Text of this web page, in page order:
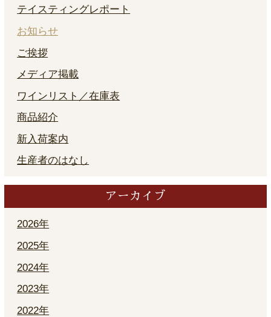
テイスティングレポート
お知らせ
ご挨拶
メディア掲載
ワインリスト／在庫表
商品紹介
新入荷案内
生産者のはなし
アーカイブ
2026年
2025年
2024年
2023年
2022年